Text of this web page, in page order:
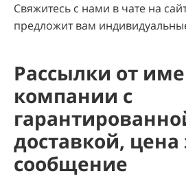
Свяжитесь с нами в чате на
предложит вам
Рассылки от
компании с
доставкой, цена
сообщение